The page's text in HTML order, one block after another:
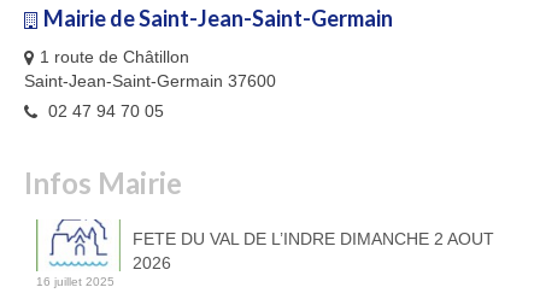
Mairie de Saint-Jean-Saint-Germain
1 route de Châtillon
Saint-Jean-Saint-Germain 37600
02 47 94 70 05
Infos Mairie
FETE DU VAL DE L’INDRE DIMANCHE 2 AOUT
2026
16 juillet 2025